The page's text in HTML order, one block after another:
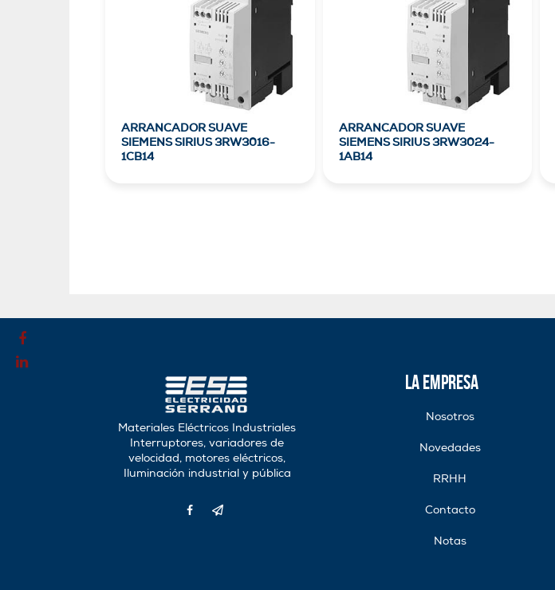
ARRANCADOR SUAVE
SIEMENS SIRIUS 3RW3016-
1CB14
ARRANCADOR SUAVE
SIEMENS SIRIUS 3RW3024-
1AB14
Materiales Eléctricos Industriales
Interruptores, variadores de
velocidad, motores eléctricos,
Iluminación industrial y pública
La Empresa
Nosotros
Novedades
RRHH
Contacto
Notas